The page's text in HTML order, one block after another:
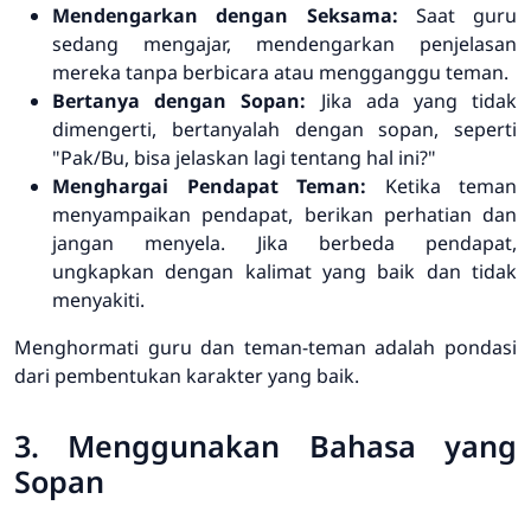
Mendengarkan dengan Seksama: Saat guru
sedang mengajar, mendengarkan penjelasan
mereka tanpa berbicara atau mengganggu teman.
Bertanya dengan Sopan: Jika ada yang tidak
dimengerti, bertanyalah dengan sopan, seperti
"Pak/Bu, bisa jelaskan lagi tentang hal ini?"
Menghargai Pendapat Teman: Ketika teman
menyampaikan pendapat, berikan perhatian dan
jangan menyela. Jika berbeda pendapat,
ungkapkan dengan kalimat yang baik dan tidak
menyakiti.
Menghormati guru dan teman-teman adalah pondasi
dari pembentukan karakter yang baik.
3. Menggunakan Bahasa yang
Sopan